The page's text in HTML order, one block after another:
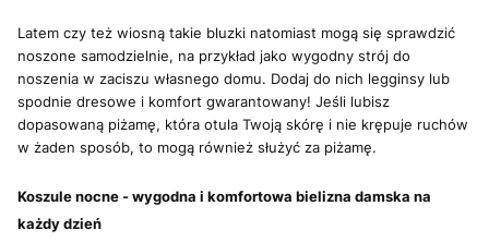
Latem czy też wiosną takie bluzki natomiast mogą się sprawdzić
noszone samodzielnie, na przykład jako wygodny strój do
noszenia w zaciszu własnego domu. Dodaj do nich legginsy lub
spodnie dresowe i komfort gwarantowany! Jeśli lubisz
dopasowaną piżamę, która otula Twoją skórę i nie krępuje ruchów
w żaden sposób, to mogą również służyć za piżamę.
Koszule nocne - wygodna i komfortowa bielizna damska na
każdy dzień